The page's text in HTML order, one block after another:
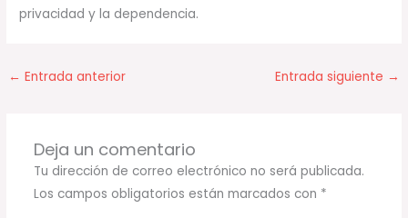
privacidad y la dependencia.
← Entrada anterior Entrada siguiente →
Deja un comentario
Tu dirección de correo electrónico no será publicada.
Los campos obligatorios están marcados con *